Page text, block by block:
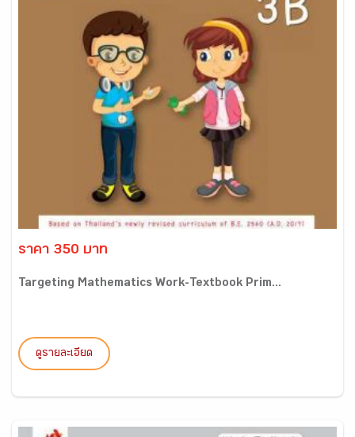
ราคา 350 บาท
Targeting Mathematics Work-Textbook Prim...
ดูรายละเอียด